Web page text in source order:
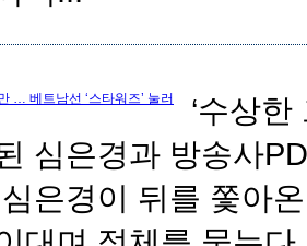
… 베트남선 ‘스타워즈’ 눌러
‘수상한
심은경과 방송사
은경이 뒤를 쫓아